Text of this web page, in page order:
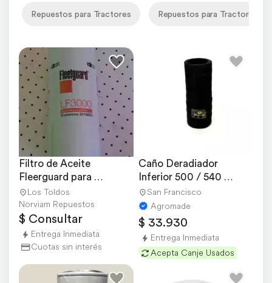
Repuestos para Tractores Repuestos para Tractores
Filtro de Aceite
Fleerguard para
Cummins 3000
Los Toldos
Norviam Repuestos
$ Consultar
Entrega Inmediata
Cuotas sin interés
Caño Deradiador
Inferior 500 / 540
Pauny-zanello
San Francisco
Agromade
$ 33.930
Entrega Inmediata
Acepta Canje Usados